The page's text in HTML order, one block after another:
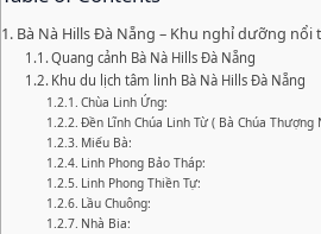
Bà Nà Hills Đà Nẵng – Khu nghỉ dưỡng nổi
Quang cảnh Bà Nà Hills Đà Nẵng
Khu du lịch tâm linh Bà Nà Hills Đà Nẵng
Chùa Linh Ứng:
Đền Lĩnh Chúa Linh Từ ( Bà Chúa Thượng
Miếu Bà:
Linh Phong Bảo Tháp:
Linh Phong Thiền Tự:
Lầu Chuông:
Nhà Bia: